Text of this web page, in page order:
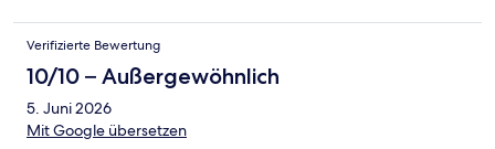
Verifizierte Bewertung
10/10 – Außergewöhnlich
5. Juni 2026
Mit Google übersetzen